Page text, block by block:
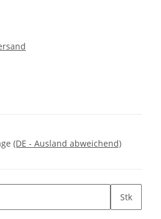
(DE - Ausland abweichend)
Stk